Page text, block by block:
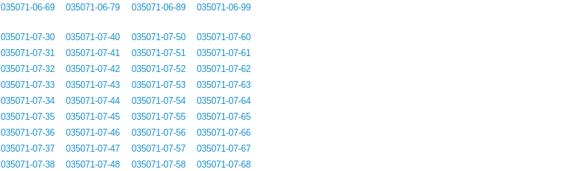
035071-06-69
035071-06-79
035071-06-89
035071-06-99
035071-07-30
035071-07-31
035071-07-32
035071-07-33
035071-07-34
035071-07-35
035071-07-36
035071-07-37
035071-07-38
035071-07-40
035071-07-41
035071-07-42
035071-07-43
035071-07-44
035071-07-45
035071-07-46
035071-07-47
035071-07-48
035071-07-50
035071-07-51
035071-07-52
035071-07-53
035071-07-54
035071-07-55
035071-07-56
035071-07-57
035071-07-58
035071-07-60
035071-07-61
035071-07-62
035071-07-63
035071-07-64
035071-07-65
035071-07-66
035071-07-67
035071-07-68